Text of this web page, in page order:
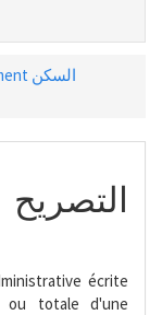
Logement السكن
écrite
ou totale d'une